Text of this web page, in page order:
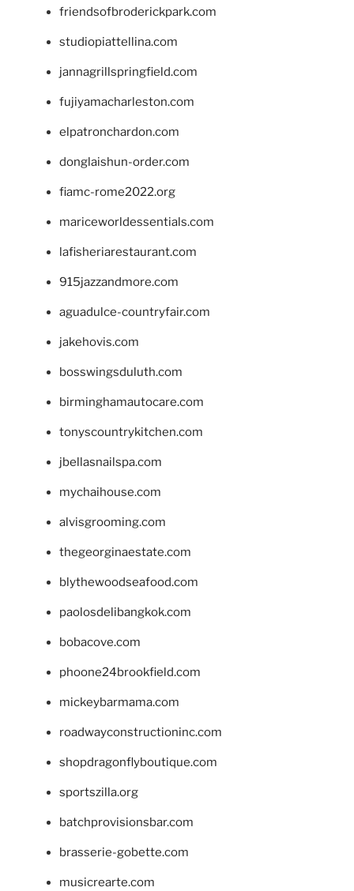
friendsofbroderickpark.com
studiopiattellina.com
jannagrillspringfield.com
fujiyamacharleston.com
elpatronchardon.com
donglaishun-order.com
fiamc-rome2022.org
mariceworldessentials.com
lafisheriarestaurant.com
915jazzandmore.com
aguadulce-countryfair.com
jakehovis.com
bosswingsduluth.com
birminghamautocare.com
tonyscountrykitchen.com
jbellasnailspa.com
mychaihouse.com
alvisgrooming.com
thegeorginaestate.com
blythewoodseafood.com
paolosdelibangkok.com
bobacove.com
phoone24brookfield.com
mickeybarmama.com
roadwayconstructioninc.com
shopdragonflyboutique.com
sportszilla.org
batchprovisionsbar.com
brasserie-gobette.com
musicrearte.com